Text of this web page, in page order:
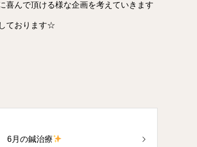
喜んで頂ける様な企画を考えていきます
ております☆
6月の鍼治療